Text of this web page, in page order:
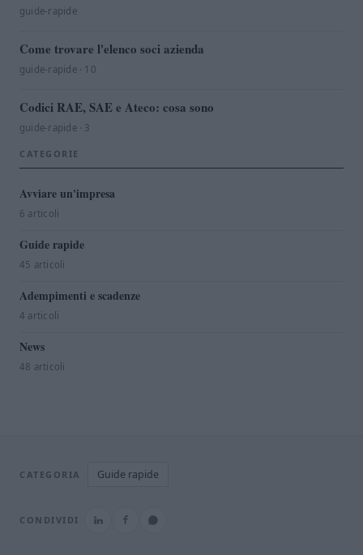
guide-rapide
Come trovare l'elenco soci azienda
guide-rapide · 10
Codici RAE, SAE e Ateco: cosa sono
guide-rapide · 3
CATEGORIE
Avviare un'impresa
6 articoli
Guide rapide
45 articoli
Adempimenti e scadenze
4 articoli
News
48 articoli
CATEGORIA Guide rapide
CONDIVIDI